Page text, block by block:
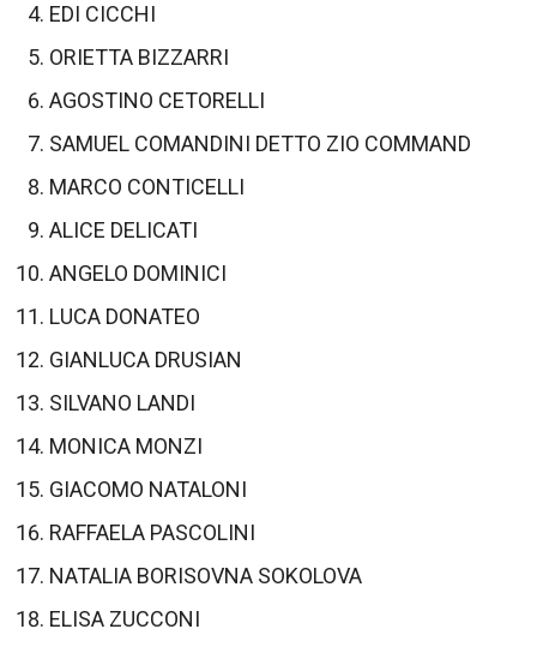
EDI CICCHI
ORIETTA BIZZARRI
AGOSTINO CETORELLI
SAMUEL COMANDINI DETTO ZIO COMMAND
MARCO CONTICELLI
ALICE DELICATI
ANGELO DOMINICI
LUCA DONATEO
GIANLUCA DRUSIAN
SILVANO LANDI
MONICA MONZI
GIACOMO NATALONI
RAFFAELA PASCOLINI
NATALIA BORISOVNA SOKOLOVA
ELISA ZUCCONI